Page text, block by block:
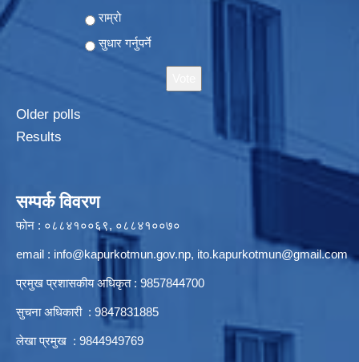
राम्रो
सुधार गर्नुपर्ने
Older polls
Results
सम्पर्क विवरण
फोन : ०८८४१००६९, ०८८४१००७०
email : info@kapurkotmun.gov.np, ito.kapurkotmun@gmail.com
प्रमुख प्रशासकीय अधिकृत : 9857844700
सुचना अधिकारी : 9847831885
लेखा प्रमुख : 9844949769